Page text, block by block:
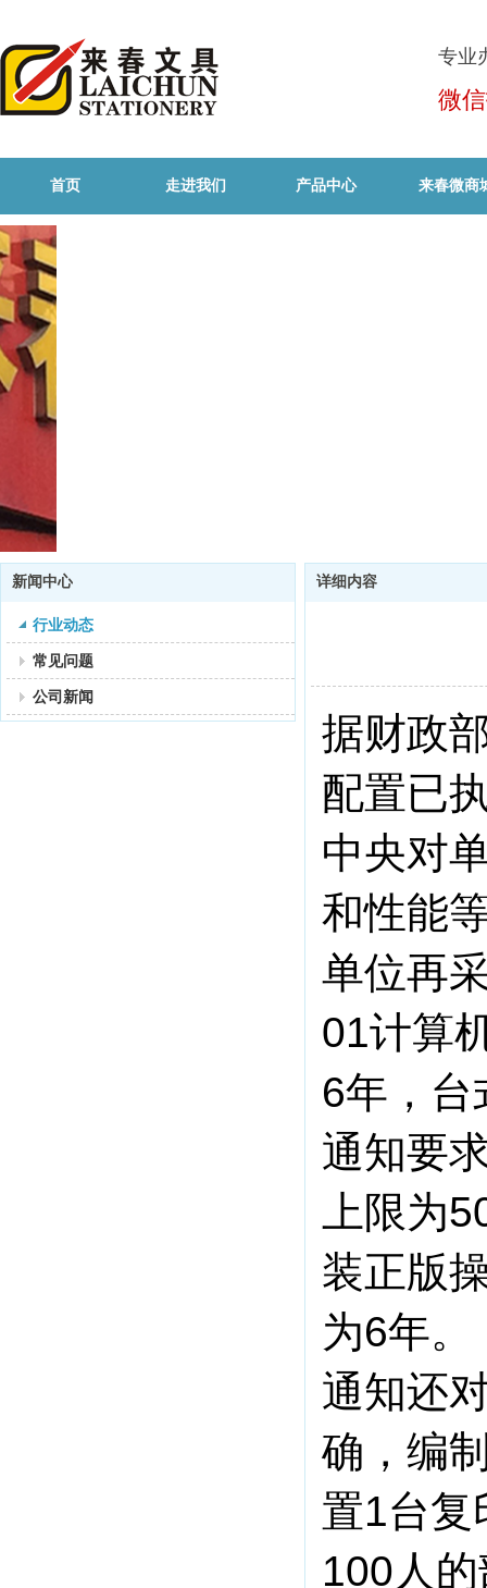
专业
微
首页 走进我们 产品中心 来春微商
新闻中心
行业动态
常见问题
公司新闻
详细内容
据财政
配置已
中央对
和性能
单位再
01计算
6年，台
通知要
上限为
装正版
为6年。
通知还
确，编
置1台复
100人